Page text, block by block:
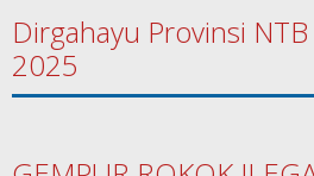
Dirgahayu Provinsi
2025